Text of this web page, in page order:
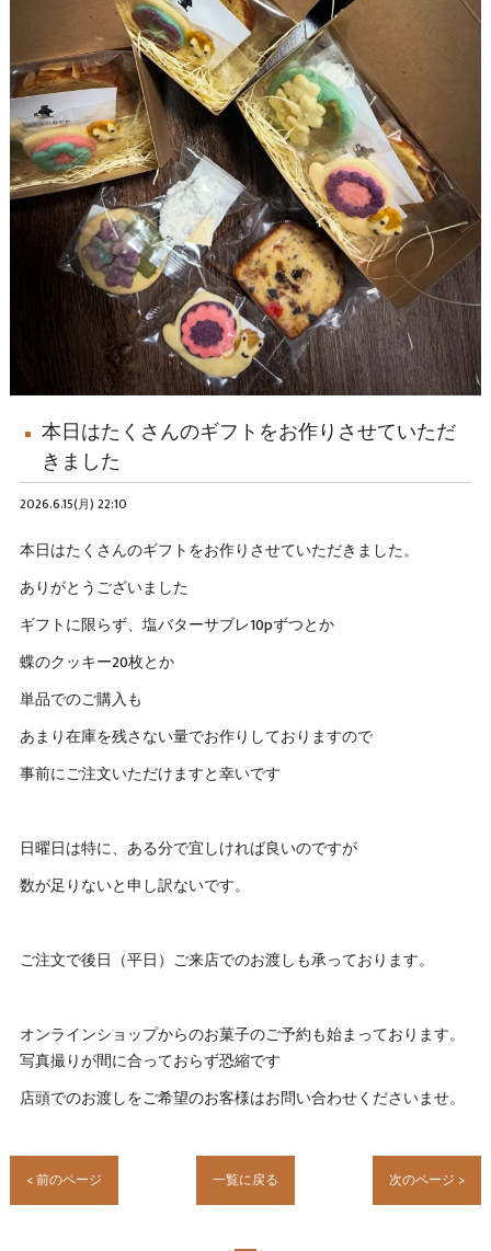
本日はたくさんのギフトをお作りさせていただ
きました
2026.6.15(月) 22:10
本日はたくさんのギフトをお作りさせていただきました。
ありがとうございました
ギフトに限らず、塩バターサブレ10pずつとか
蝶のクッキー20枚とか
単品でのご購入も
あまり在庫を残さない量でお作りしておりますので
事前にご注文いただけますと幸いです
日曜日は特に、ある分で宜しければ良いのですが
数が足りないと申し訳ないです。
ご注文で後日（平日）ご来店でのお渡しも承っております。
オンラインショップからのお菓子のご予約も始まっております。
写真撮りが間に合っておらず恐縮です
店頭でのお渡しをご希望のお客様はお問い合わせくださいませ。
< 前のページ 一覧に戻る 次のページ >